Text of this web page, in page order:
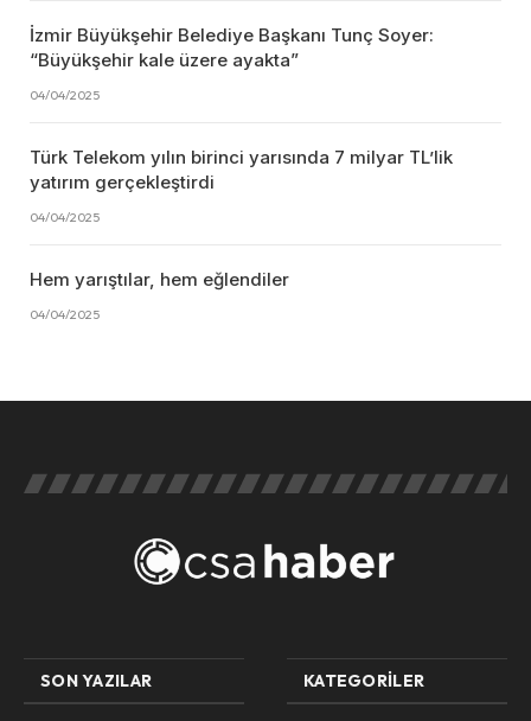
İzmir Büyükşehir Belediye Başkanı Tunç Soyer:
“Büyükşehir kale üzere ayakta”
04/04/2025
Türk Telekom yılın birinci yarısında 7 milyar TL’lik
yatırım gerçekleştirdi
04/04/2025
Hem yarıştılar, hem eğlendiler
04/04/2025
SON YAZILAR KATEGORILER